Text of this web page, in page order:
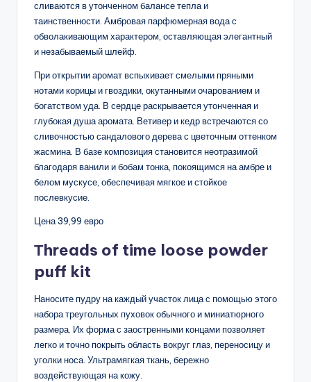
сливаются в утонченном балансе тепла и
таинственности. Амбровая парфюмерная вода с
обволакивающим характером, оставляющая элегантный
и незабываемый шлейф.
При открытии аромат вспыхивает смелыми пряными
нотами корицы и гвоздики, окутанными очарованием и
богатством уда. В сердце раскрывается утонченная и
глубокая душа аромата. Ветивер и кедр встречаются со
сливочностью сандалового дерева с цветочным оттенком
жасмина. В базе композиция становится неотразимой
благодаря ванили и бобам тонка, покоящимся на амбре и
белом мускусе, обеспечивая мягкое и стойкое
послевкусие.
Цена 39,99 евро
Тhreads of time loose powder
puff kit
Наносите пудру на каждый участок лица с помощью этого
набора треугольных пуховок обычного и миниатюрного
размера. Их форма с заостренными концами позволяет
легко и точно покрыть область вокруг глаз, переносицу и
уголки носа. Ультрамягкая ткань, бережно
воздействующая на кожу.